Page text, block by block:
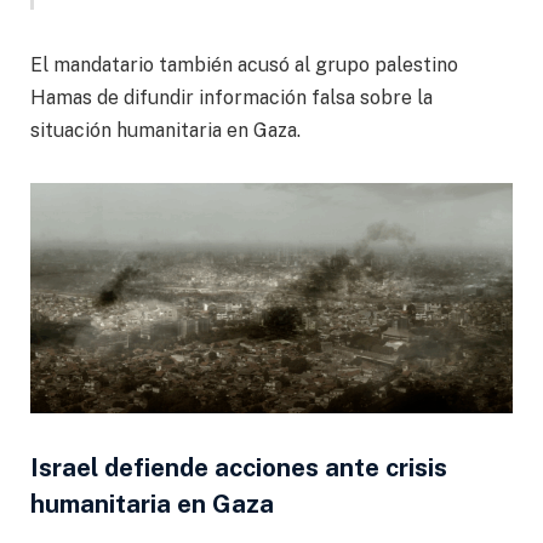
El mandatario también acusó al grupo palestino
Hamas de difundir información falsa sobre la
situación humanitaria en Gaza.
Israel defiende acciones ante crisis
humanitaria en Gaza